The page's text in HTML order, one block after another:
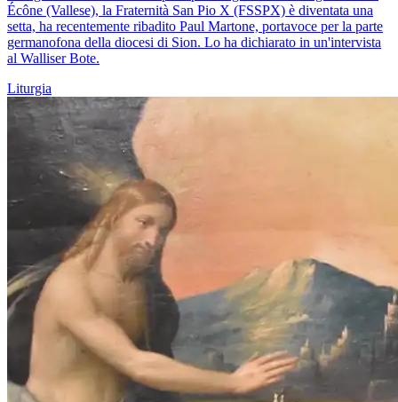
Écône (Vallese), la Fraternità San Pio X (FSSPX) è diventata una
setta, ha recentemente ribadito Paul Martone, portavoce per la parte
germanofona della diocesi di Sion. Lo ha dichiarato in un'intervista
al Walliser Bote.
Liturgia